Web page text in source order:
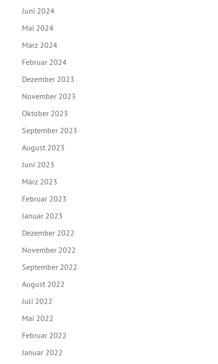
Juni 2024
Mai 2024
März 2024
Februar 2024
Dezember 2023
November 2023
Oktober 2023
September 2023
August 2023
Juni 2023
März 2023
Februar 2023
Januar 2023
Dezember 2022
November 2022
September 2022
August 2022
Juli 2022
Mai 2022
Februar 2022
Januar 2022